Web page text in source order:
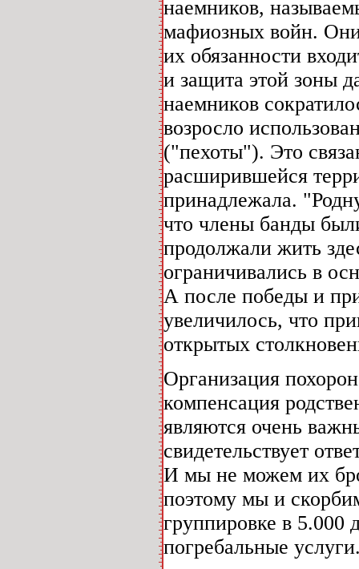
наемников,
мафиозных войн.
их обязанности
и защита этой зоны
наемников
возросло
("пехоты"). Это
расширившейся
принадлежала.
что члены банды
продолжали жить
ограничивались в
А после победы и
увеличилось, что
открытых
Организация
компенсация
являются очень
свидетельствует
И мы не можем их
поэтому мы и
группировке в 5.000
погребальные